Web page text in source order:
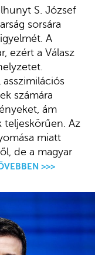
S. József
sorsára
A
ezért a Válasz
számára
ám
teljeskörűen. Az
miatt
de a magyar
>>>